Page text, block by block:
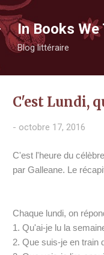
In Books
Blog littéraire
C'est Lundi,
- octobre 17, 2016
C'est l'heure du
par Galleane. Le
Chaque lundi, on
1. Qu'ai-je lu la
2. Que suis-je en train